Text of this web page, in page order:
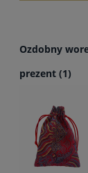
Ozdobny
prezent (1)